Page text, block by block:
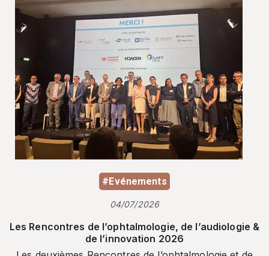
#Evénements
04/07/2026
Les Rencontres de l’ophtalmologie, de l’audiologie &
de l’innovation 2026